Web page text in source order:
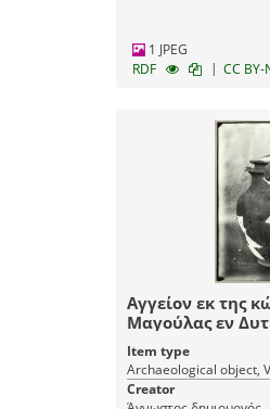
1 JPEG
RDF
| CC BY-
Αγγείον εκ της
Μαγούλας εν
παρά την
Item type
Archaeological object,
Creator